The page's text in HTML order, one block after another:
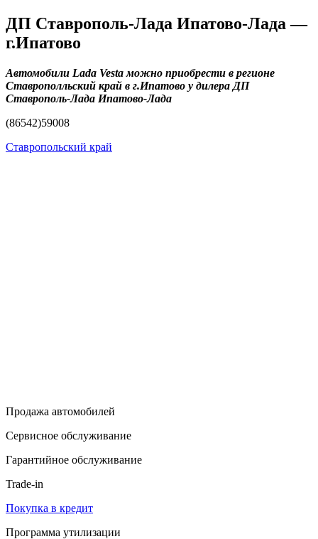
ДП Ставрополь-Лада Ипатово-Лада —
г.Ипатово
Автомобили Lada Vesta можно приобрести в регионе
Ставрополльский край в г.Ипатово у дилера ДП
Ставрополь-Лада Ипатово-Лада
(86542)59008
Ставропольский край
Продажа автомобилей
Сервисное обслуживание
Гарантийное обслуживание
Trade-in
Покупка в кредит
Программа утилизации